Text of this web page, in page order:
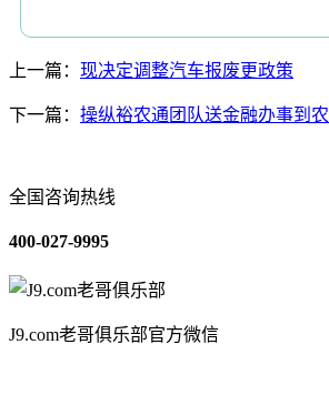
上一篇： 现决定调整汽车报废更政策
下一篇： 操纵裕农通团队送金融办事到农
全国咨询热线
400-027-9995
J9.com老哥俱乐部官方微信